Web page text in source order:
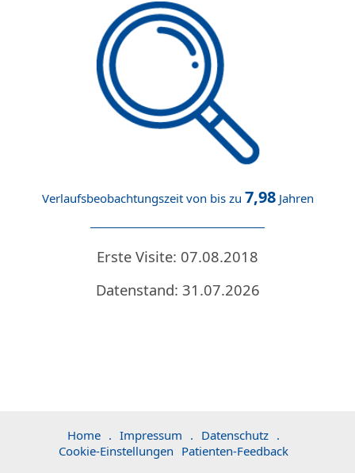
Verlaufsbeobachtungszeit von bis zu 7,98 Jahren
Erste Visite: 07.08.2018
Datenstand: 31.07.2026
Home . Impressum . Datenschutz .
Cookie-Einstellungen Patienten-Feedback